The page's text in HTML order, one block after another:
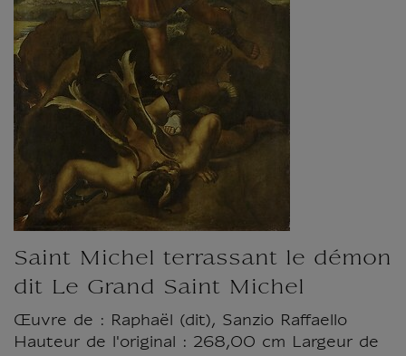
Saint Michel terrassant le démon
dit Le Grand Saint Michel
Œuvre de : Raphaël (dit), Sanzio Raffaello
Hauteur de l'original : 268,00 cm Largeur de